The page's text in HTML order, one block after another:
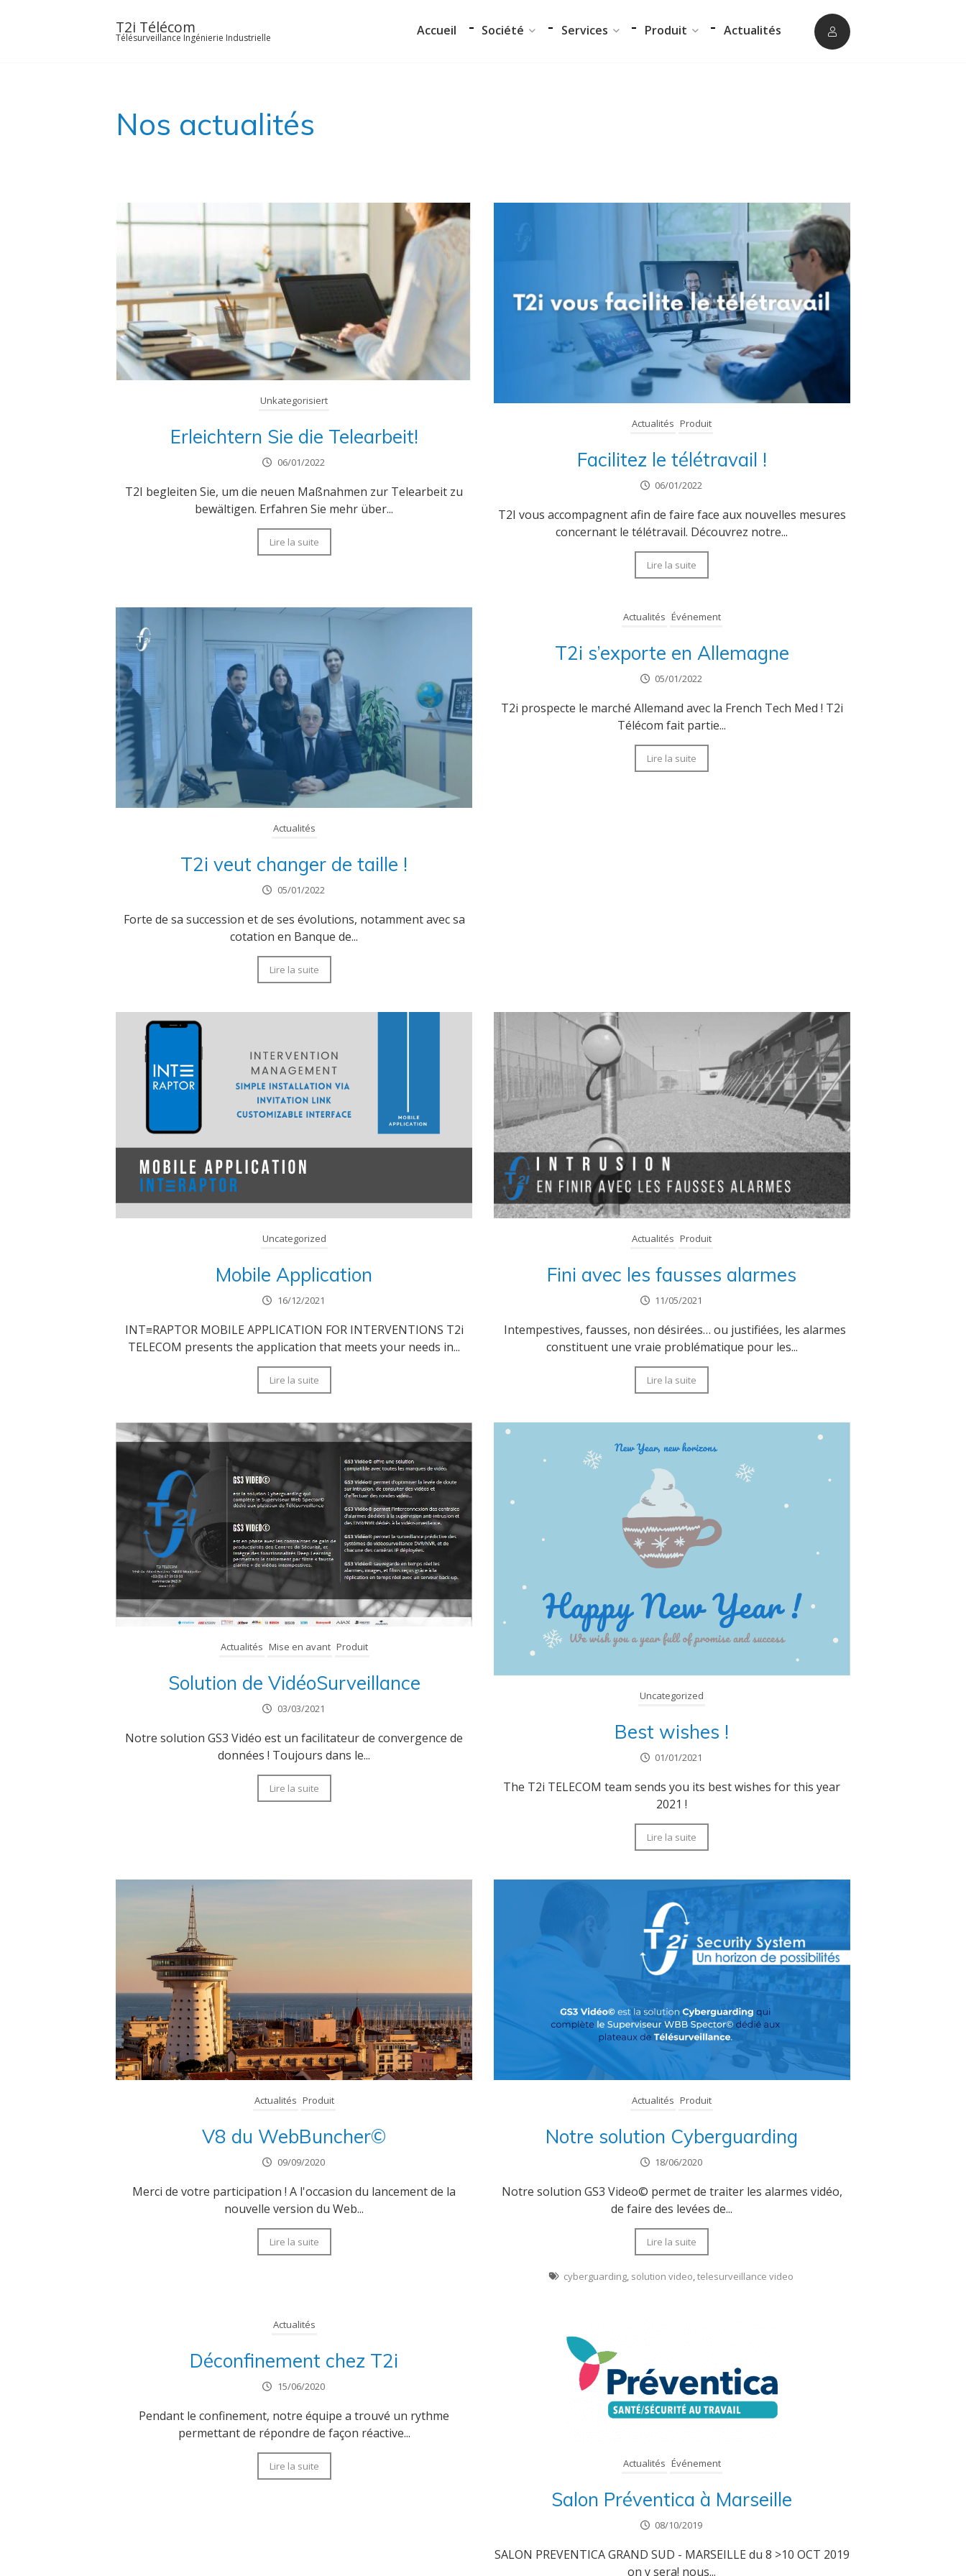
T2i Télécom
Télésurveillance Ingénierie Industrielle Accueil Société Services Produit Actualités
Nos actualités
Unkategorisiert
Erleichtern Sie die Telearbeit!
06/01/2022
T2I begleiten Sie, um die neuen Maßnahmen zur Telearbeit zu
bewältigen. Erfahren Sie mehr über...
Lire la suite
Actualités Produit
Facilitez le télétravail !
06/01/2022
T2I vous accompagnent afin de faire face aux nouvelles mesures
concernant le télétravail. Découvrez notre...
Lire la suite
Actualités
T2i veut changer de taille !
05/01/2022
Forte de sa succession et de ses évolutions, notamment avec sa
cotation en Banque de...
Lire la suite
Actualités Événement
T2i s’exporte en Allemagne
05/01/2022
T2i prospecte le marché Allemand avec la French Tech Med ! T2i
Télécom fait partie...
Lire la suite
Uncategorized
Mobile Application
16/12/2021
INT≡RAPTOR MOBILE APPLICATION FOR INTERVENTIONS T2i
TELECOM presents the application that meets your needs in...
Lire la suite
Actualités Produit
Fini avec les fausses alarmes
11/05/2021
Intempestives, fausses, non désirées… ou justifiées, les alarmes
constituent une vraie problématique pour les...
Lire la suite
Actualités Mise en avant Produit
Solution de VidéoSurveillance
03/03/2021
Notre solution GS3 Vidéo est un facilitateur de convergence de
données ! Toujours dans le...
Lire la suite
Uncategorized
Best wishes !
01/01/2021
The T2i TELECOM team sends you its best wishes for this year
2021 !
Lire la suite
Actualités Produit
V8 du WebBuncher©
09/09/2020
Merci de votre participation ! A l'occasion du lancement de la
nouvelle version du Web...
Lire la suite
Actualités Produit
Notre solution Cyberguarding
18/06/2020
Notre solution GS3 Video© permet de traiter les alarmes vidéo,
de faire des levées de...
Lire la suite
cyberguarding, solution video,telesurveillance video
Actualités
Déconfinement chez T2i
15/06/2020
Pendant le confinement, notre équipe a trouvé un rythme
permettant de répondre de façon réactive...
Lire la suite Actualités Événement
Salon Préventica à Marseille
08/10/2019
SALON PREVENTICA GRAND SUD - MARSEILLE du 8 >10 OCT 2019
on y sera! nous...
Notre équipe
Certifications
Services
Audit et conseil
Support Technique
Formation
Migration
Produit
Logiciel de téléassistance
Suivi des intervenants
Actualités